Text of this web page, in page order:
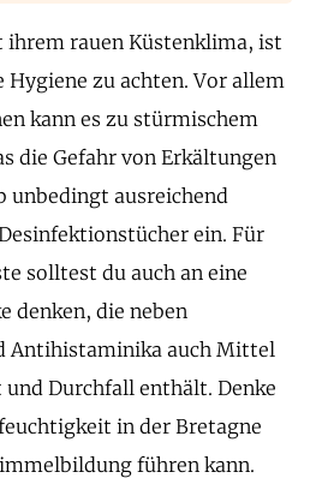
ihrem rauen Küstenklima, ist
Hygiene zu achten. Vor allem
kann es zu stürmischem
die Gefahr von Erkältungen
unbedingt ausreichend
ein. Für
solltest du auch an eine
denken, die neben
Antihistaminika auch Mittel
und Durchfall enthält. Denke
in der Bretagne
führen kann.